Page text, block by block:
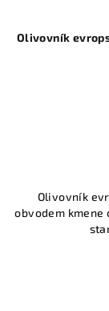
Olivovník
Olivovník
obvodem kmene